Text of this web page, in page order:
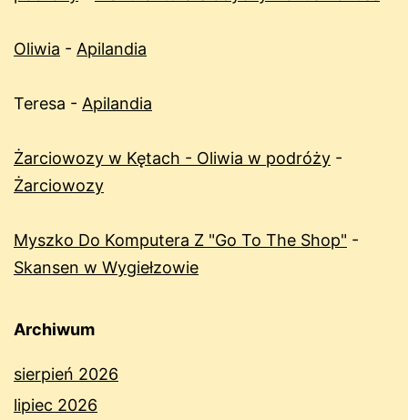
Oliwia - Apilandia
Teresa - Apilandia
Żarciowozy w Kętach - Oliwia w podróży -
Żarciowozy
Myszko Do Komputera Z "Go To The Shop" -
Skansen w Wygiełzowie
Archiwum
sierpień 2026
lipiec 2026